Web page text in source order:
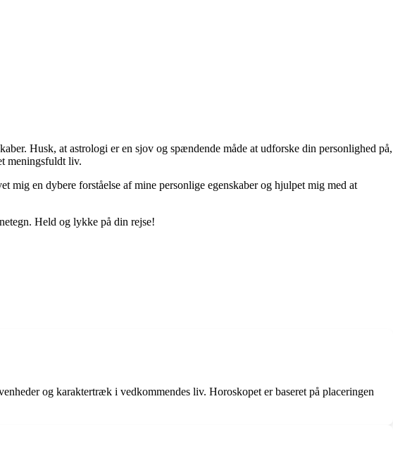
Husk, at astrologi er en sjov og spændende måde at udforske din personlighed på,
meningsfuldt liv.
en dybere forståelse af mine personlige egenskaber og hjulpet mig med at
Held og lykke på din rejse!
og karaktertræk i vedkommendes liv. Horoskopet er baseret på placeringen